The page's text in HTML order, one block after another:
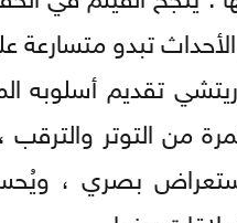
الأحداث تبدو
تقديم أسلوبه
من التوتر
بصري ،